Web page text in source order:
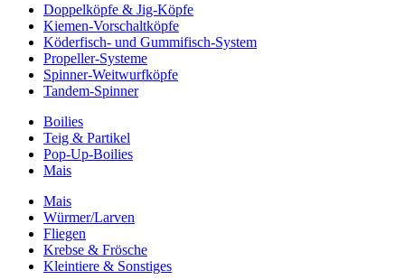
Doppelköpfe & Jig-Köpfe
Kiemen-Vorschaltköpfe
Köderfisch- und Gummifisch-System
Propeller-Systeme
Spinner-Weitwurfköpfe
Tandem-Spinner
Boilies
Teig & Partikel
Pop-Up-Boilies
Mais
Mais
Würmer/Larven
Fliegen
Krebse & Frösche
Kleintiere & Sonstiges